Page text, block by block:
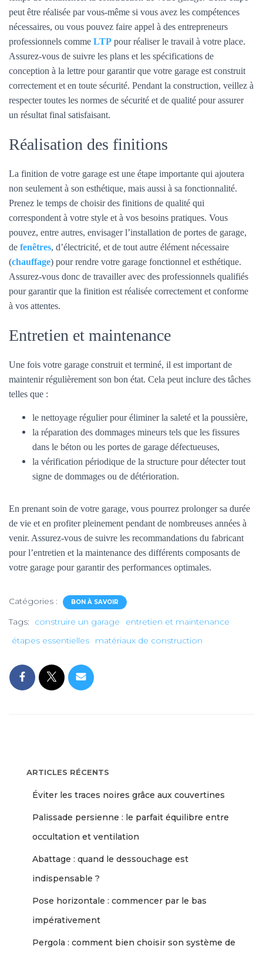
peut être réalisée par vous-même si vous avez les compétences
nécessaires, ou vous pouvez faire appel à des entrepreneurs
professionnels comme LTP pour réaliser le travail à votre place.
Assurez-vous de suivre les plans et les spécifications de
conception à la lettre pour garantir que votre garage est construit
correctement et en toute sécurité. Pendant la construction, veillez à
respecter toutes les normes de sécurité et de qualité pour assurer
un résultat final satisfaisant.
Réalisation des finitions
La finition de votre garage est une étape importante qui ajoutera
non seulement à son esthétique, mais aussi à sa fonctionnalité.
Prenez le temps de choisir des finitions de qualité qui
correspondent à votre style et à vos besoins pratiques. Vous
pouvez, entre autres, envisager l’installation de portes de garage,
de fenêtres, d’électricité, et de tout autre élément nécessaire
(chauffage) pour rendre votre garage fonctionnel et esthétique.
Assurez-vous donc de travailler avec des professionnels qualifiés
pour garantir que la finition est réalisée correctement et conforme
à vos attentes.
Entretien et maintenance
Une fois votre garage construit et terminé, il est important de
maintenir régulièrement son bon état. Cela peut inclure des tâches
telles que :
le nettoyage régulier pour éliminer la saleté et la poussière,
la réparation des dommages mineurs tels que les fissures
dans le béton ou les portes de garage défectueuses,
la vérification périodique de la structure pour détecter tout
signe de dommages ou de détérioration.
En prenant soin de votre garage, vous pourrez prolonger sa durée
de vie et en profiter pleinement pendant de nombreuses années à
venir. Assurez-vous de suivre les recommandations du fabricant
pour l’entretien et la maintenance des différents composants de
votre garage pour garantir des performances optimales.
Catégories : BON À SAVOIR
Tags: construire un garage
entretien et maintenance
étapes essentielles
matériaux de construction
ARTICLES RÉCENTS
Éviter les traces noires grâce aux couvertines
Palissade persienne : le parfait équilibre entre
occultation et ventilation
Abattage : quand le dessouchage est
indispensable ?
Pose horizontale : commencer par le bas
impérativement
Pergola : comment bien choisir son système de